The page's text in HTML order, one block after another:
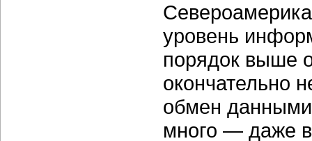
уровень
порядок выше
окончательно
обмен
много — даже